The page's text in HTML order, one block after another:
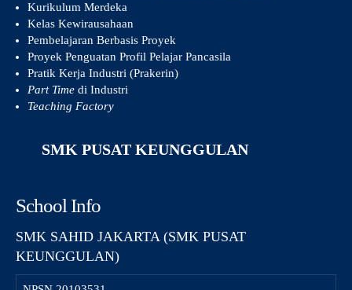
Kurikulum Merdeka
Kelas Kewirausahaan
Pembelajaran Berbasis Proyek
Proyek Penguatan Profil Pelajar Pancasila
Pratik Kerja Industri (Prakerin)
Part Time di Industri
Teaching Factory
SMK PUSAT KEUNGGULAN
School Info
SMK SAHID JAKARTA (SMK PUSAT
KEUNGGULAN)